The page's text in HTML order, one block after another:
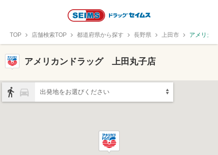
TOP 店舗検索TOP 都道府県から探す 長野県 上田市 アメリカ
アメリカンドラッグ 上田丸子店
出発地をお選びください